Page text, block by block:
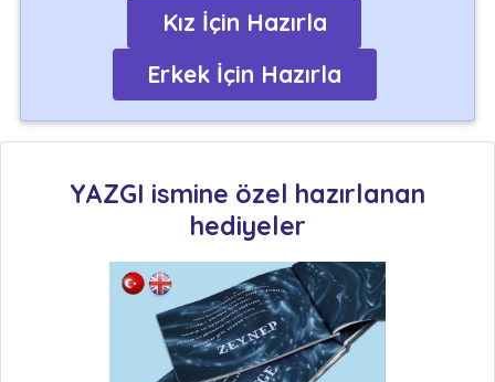
Kız İçin Hazırla
Erkek İçin Hazırla
YAZGI ismine özel hazırlanan
hediyeler